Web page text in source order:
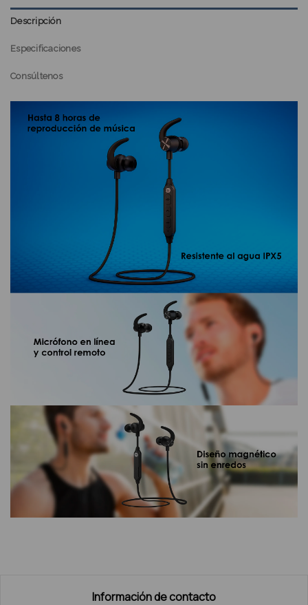
Descripción
Especificaciones
Consúltenos
Información de contacto